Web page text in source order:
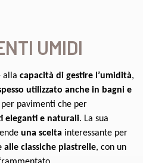
UMIDI
alla capacità di gestire l’umidità,
utilizzato anche in bagni e
pavimenti che per
eleganti e naturali. La sua
una scelta interessante per
classiche piastrelle, con un